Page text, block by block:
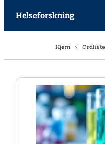
Helseforskning
Hjem Ordliste